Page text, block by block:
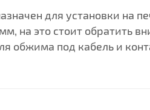
для установки на
на это стоит обратить
обжима под кабель и